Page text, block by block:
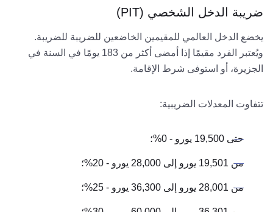
ضريبة الدخل الشخصي (PIT)
يخضع الدخل العالمي للمقيمين الخاضعين للضريبة للضريبة.
ويُعتبر الفرد مقيمًا إذا أمضى أكثر من 183 يومًا في السنة في
الجزيرة، أو استوفى شرط الإقامة.
تتفاوت المعدلات الضريبية:
حتى 19,500 يورو - 0%؛
من 19,501 يورو إلى 28,000 يورو - 20%؛
من 28,001 يورو إلى 36,300 يورو - 25%؛